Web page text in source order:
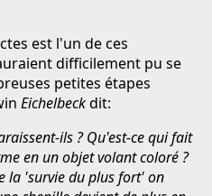
est l'un de ces
difficilement pu se
petites étapes
Eichelbeckdit:
ils ? Qu'est-ce qui fait
en un objet volant coloré ?
la 'survie du plus fort' on